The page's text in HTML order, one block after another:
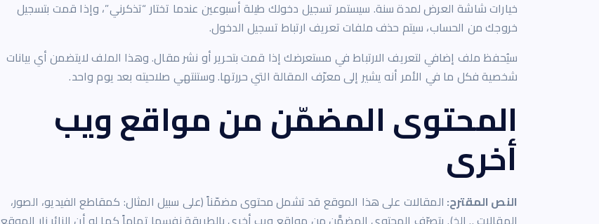
خيارات شاشة العرض لمدة سنة. سيستمر تسجيل دخولك طيلة أسبوعين عندما تختار “تذكرني”، وإذا قمت بتسجيل
خروجك من الحساب، سيتم حذف ملفات تعريف ارتباط تسجيل الدخول.
سيُحفظ ملف إضافي لتعريف الارتباط في مستعرضك إذا قمت بتحرير أو نشر مقال. وهذا الملف لايتضمن أي بيانات
شخصية فكل ما في الأمر أنه يشير إلى معرّف المقالة التي حررتها. وستنتهي صلاحيته بعد يوم واحد.
المحتوى المضمّن من مواقع ويب
أخرى
النص المقترح: المقالات على هذا الموقع قد تشمل محتوى مضمّناً (على سبيل المثال: كمقاطع الفيديو، الصور،